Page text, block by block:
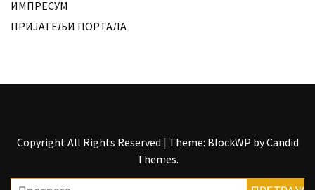
ИМПРЕСУМ
ПРИЈАТЕЉИ ПОРТАЛА
Copyright All Rights Reserved | Theme: BlockWP byCandid
Themes.
Претрага